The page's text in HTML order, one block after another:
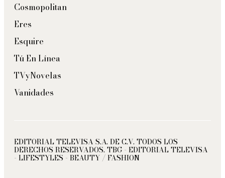
Cosmopolitan
Eres
Esquire
Tú En Línea
TVyNovelas
Vanidades
EDITORIAL TELEVISA S.A. DE C.V. TODOS LOS
DERECHOS RESERVADOS. TBG - EDITORIAL TELEVISA
- LIFESTYLES - BEAUTY / FASHION